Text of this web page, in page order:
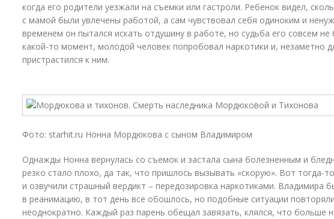
когда его родители уезжали на съемки или гастроли. Ребенок видел,
с мамой были увлечены работой, а сам чувствовал себя одиноким и
временем он пытался искать отдушину в работе, но судьба его совсем не
какой-то момент, молодой человек попробовал наркотики и, незаметно
пристрастился к ним.
Фото: starhit.ru Нонна Мордюкова с сыном Владимиром
Однажды Нонна вернулась со съемок и застала сына болезненным и
резко стало плохо, да так, что пришлось вызывать «скорую». Вот тогда-
и озвучили страшный вердикт – передозировка наркотиками. Владимира
в реанимацию, в тот день все обошлось, но подобные ситуации
неоднократно. Каждый раз парень обещал завязать, клялся, что больше